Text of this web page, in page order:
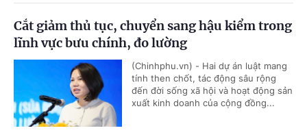
Cắt giảm thủ tục, chuyển sang hậu kiểm trong
lĩnh vực bưu chính, đo lường
(Chinhphu.vn) - Hai dự án luật mang
tính then chốt, tác động sâu rộng
đến đời sống xã hội và hoạt động sản
xuất kinh doanh của cộng đồng...